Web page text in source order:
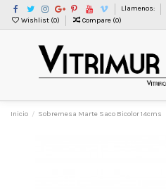
Llamenos:
Wishlist (0) Compare (0)
Inicio Sobremesa Marte Saco Bicolor 14cms